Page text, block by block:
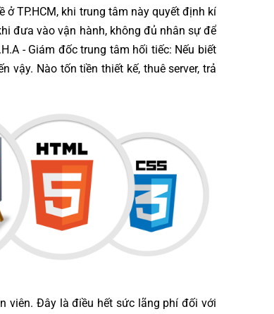
TP.HCM, khi trung tâm này quyết định kí
đưa vào vận hành, không đủ nhân sự để
- Giám đốc trung tâm hối tiếc: Nếu biết
vậy. Nào tốn tiền thiết kế, thuê server, trả
viên. Đây là điều hết sức lãng phí đối với